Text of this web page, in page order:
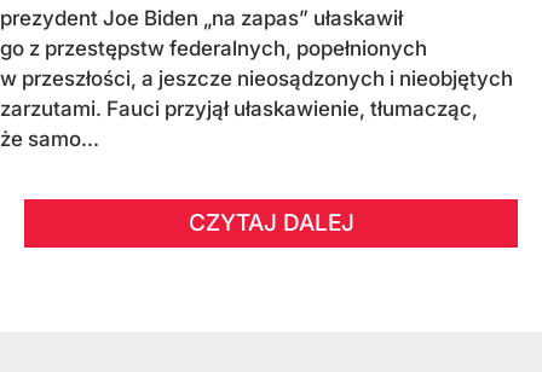
prezydent Joe Biden „na zapas” ułaskawił
go z przestępstw federalnych, popełnionych
w przeszłości, a jeszcze nieosądzonych i nieobjętych
zarzutami. Fauci przyjął ułaskawienie, tłumacząc,
że samo...
CZYTAJ DALEJ